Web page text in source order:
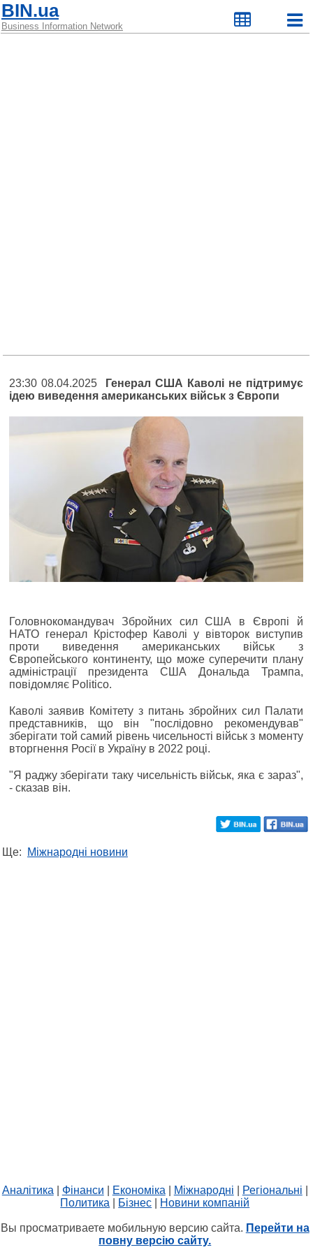
BIN.ua
Business Information Network
23:30 08.04.2025
Генерал США Каволі не підтримує
ідею виведення американських військ з Європи
Головнокомандувач Збройних сил США в Європі й
НАТО генерал Крістофер Каволі у вівторок виступив
проти виведення американських військ з
Європейського континенту, що може суперечити плану
адміністрації президента США Дональда Трампа,
повідомляє Politico.
Каволі заявив Комітету з питань збройних сил Палати
представників, що він "послідовно рекомендував"
зберігати той самий рівень чисельності військ з моменту
вторгнення Росії в Україну в 2022 році.
"Я раджу зберігати таку чисельність військ, яка є зараз",
- сказав він.
Ще: Міжнародні новини
Аналітика Фінанси Економіка Міжнародні Регіональні
Политика
Бізнес Новини компаній
Вы просматриваете мобильную версию сайта. Перейти на
повну версію сайту.